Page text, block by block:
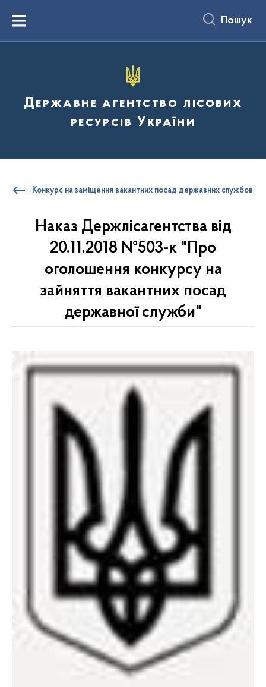
вмістуMenu Пошук
Державне агентство лісових
ресурсів України
Конкурс на заміщення вакантних посад державних службовців
Наказ Держлісагентства від
20.11.2018 №503-к "Про
оголошення конкурсу на
зайняття вакантних посад
державної служби"